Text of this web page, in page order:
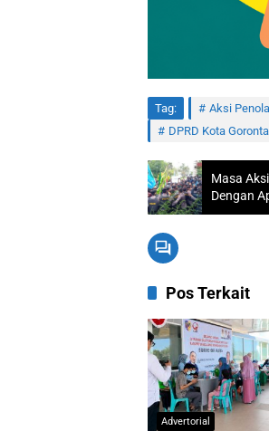
Tag: Aksi
DPRD Kota
Masa
Dengan
Pos Terkait
Advertorial